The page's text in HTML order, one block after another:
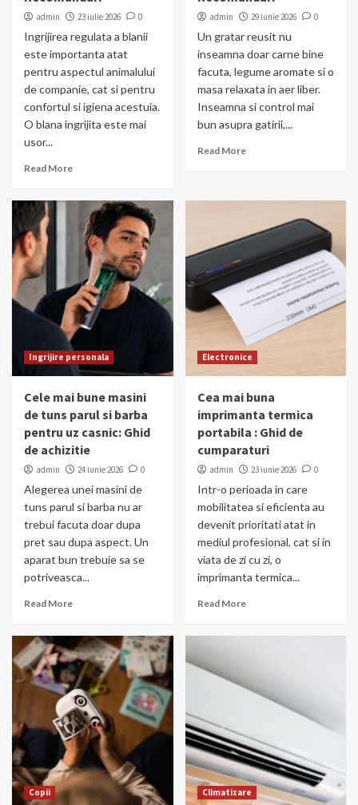
admin 23 iulie 2026 0
Ingrijirea regulata a blanii
este importanta atat
pentru aspectul animalului
de companie, cat si pentru
confortul si igiena acestuia.
O blana ingrijita este mai
usor...
Read More
admin 29 iunie 2026 0
Un gratar reusit nu
inseamna doar carne bine
facuta, legume aromate si o
masa relaxata in aer liber.
Inseamna si control mai
bun asupra gatirii,...
Read More
Ingrijire personala
Cele mai bune masini
de tuns parul si barba
pentru uz casnic: Ghid
de achizitie
admin 24 iunie 2026 0
Alegerea unei masini de
tuns parul si barba nu ar
trebui facuta doar dupa
pret sau dupa aspect. Un
aparat bun trebuie sa se
potriveasca...
Read More
Electronice
Cea mai buna
imprimanta termica
portabila : Ghid de
cumparaturi
admin 23 iunie 2026 0
Intr-o perioada in care
mobilitatea si eficienta au
devenit prioritati atat in
mediul profesional, cat si in
viata de zi cu zi, o
imprimanta termica...
Read More
Copii Climatizare